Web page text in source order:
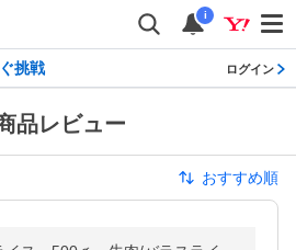
i
挑戦 ログイン
品レビュー
おすすめ順